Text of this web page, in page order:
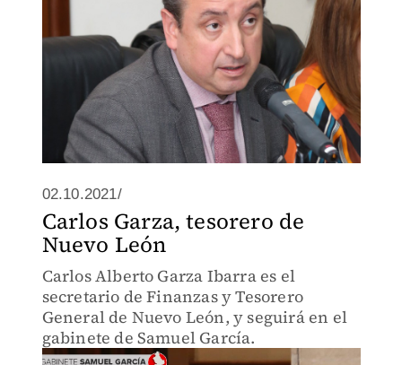
02.10.2021/
Carlos Garza, tesorero de
Nuevo León
Carlos Alberto Garza Ibarra es el
secretario de Finanzas y Tesorero
General de Nuevo León, y seguirá en el
gabinete de Samuel García.